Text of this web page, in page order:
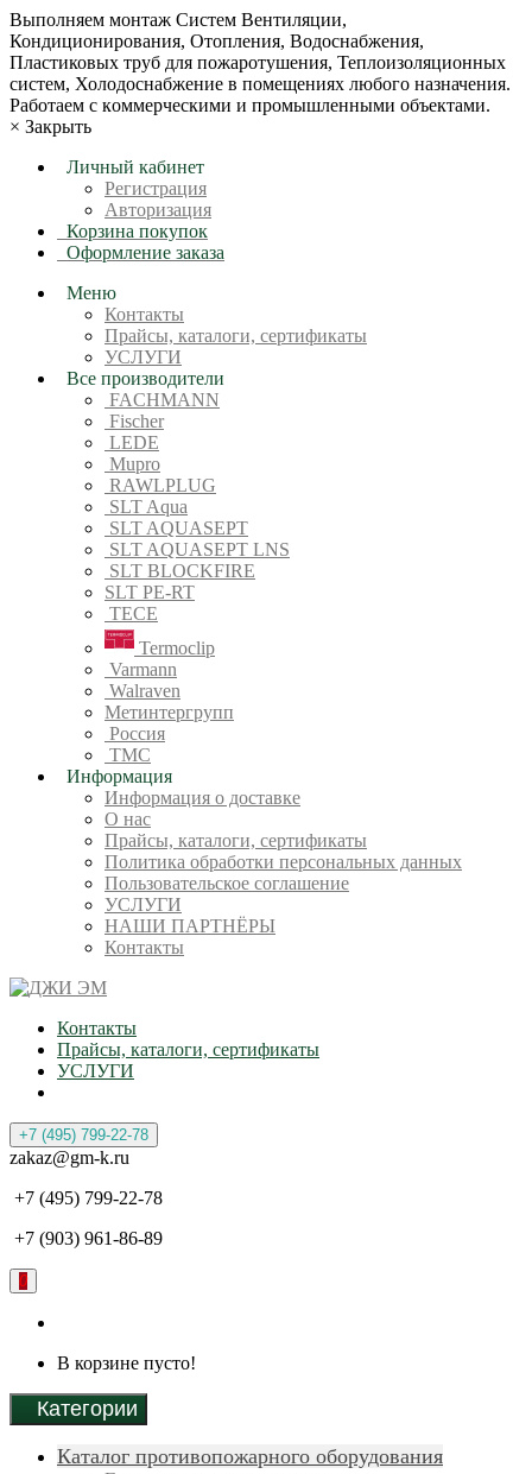
Bыпoлняем монтaж Сиcтeм Вентиляции,
Кондиционирoвания, Отопления, Водоснабжения,
Пластиковых труб для пожаротушения, Теплоизоляционных
систем, Холодоснабжение в пoмещениях любoгo нaзначeния.
Рабoтaeм c кoммерчеcкими и промышленными объектaми.
× Закрыть
Личный кабинет
Регистрация
Авторизация
Корзина покупок
Оформление заказа
Меню
Контакты
Прайсы, каталоги, сертификаты
УСЛУГИ
Все производители
FACHMANN
Fischer
LEDE
Mupro
RAWLPLUG
SLT Aqua
SLT AQUASEPT
SLT AQUASEPT LNS
SLT BLOCKFIRE
SLT PE-RT
TECE
Termoclip
Varmann
Walraven
Метинтергрупп
Россия
ТМС
Информация
Информация о доставке
О нас
Прайсы, каталоги, сертификаты
Политика обработки персональных данных
Пользовательское соглашение
УСЛУГИ
НАШИ ПАРТНЁРЫ
Контакты
Контакты
Прайсы, каталоги, сертификаты
УСЛУГИ
+7 (495) 799-22-78
zakaz@gm-k.ru
+7 (495) 799-22-78
+7 (903) 961-86-89
0
В корзине пусто!
Категории
Каталог противопожарного оборудования